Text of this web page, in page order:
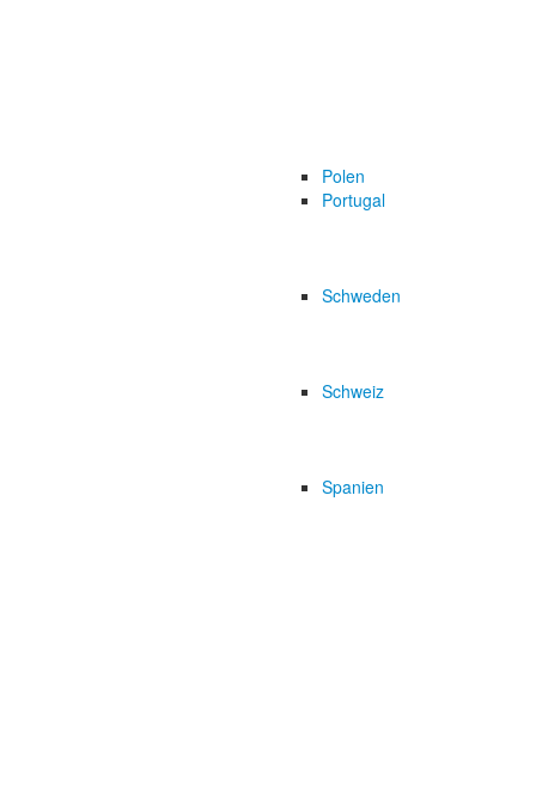
Polen
Portugal
Schweden
Schweiz
Spanien